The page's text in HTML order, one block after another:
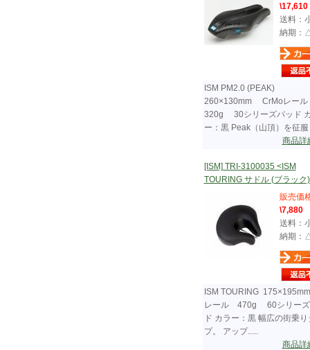
\17,610
送料：
納期：
ISM PM2.0 (PEAK)
260×130mm CrMoレー
320g 30シリーズパッド
ー：黒 Peak（山頂）を征服
商品
[ISM] TRI-3100035 <ISM
TOURING サドル (ブラック
販売価
\7,880
送料：
納期：
ISM TOURING
レール 470g 60シリーズ
ド カラー：黒 幅広の街乗り
プ。 アップ.....
商品